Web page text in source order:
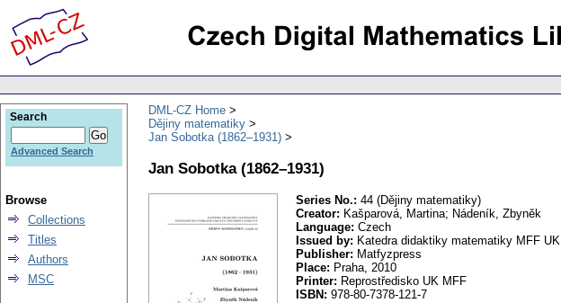
DML-CZ Home
Dějiny matematiky
Jan Sobotka (1862–1931)
Jan Sobotka (1862–1931)
Series No.: 44 (Dějiny matematiky)
Creator: Kašparová, Martina; Nádeník, Zbyněk
Language: Czech
Issued by: Katedra didaktiky matematiky MFF UK
Publisher: Matfyzpress
Place: Praha, 2010
Printer: Reprostředisko UK MFF
ISBN: 978-80-7378-121-7
Search
Advanced Search
Browse
Collections
Titles
Authors
MSC